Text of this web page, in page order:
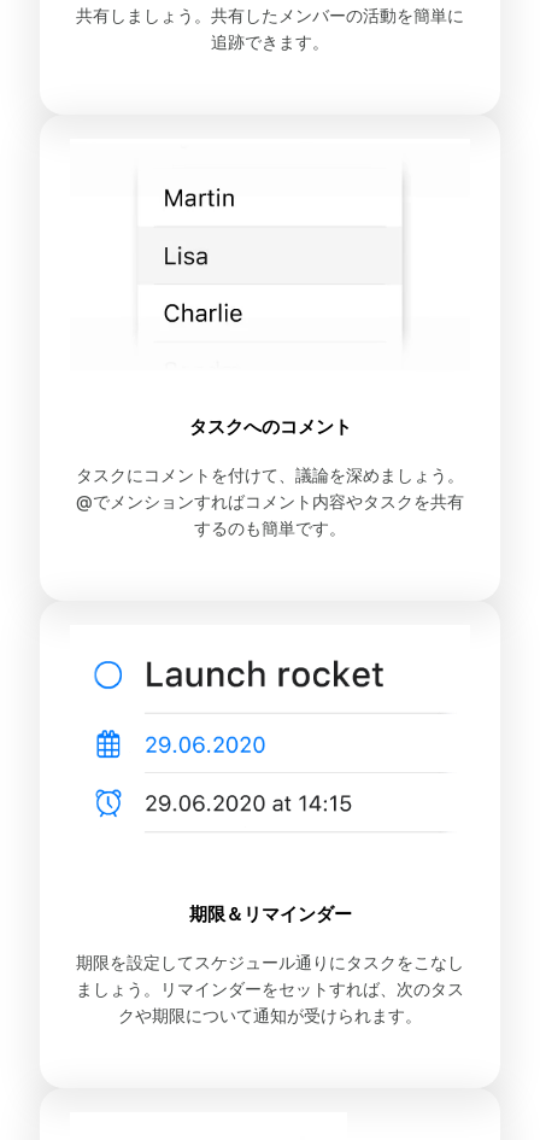
共有しましょう。共有したメンバーの活動を簡単に
追跡できます。
タスクへのコメント
タスクにコメントを付けて、議論を深めましょう。
@でメンションすればコメント内容やタスクを共有
するのも簡単です。
期限＆リマインダー
期限を設定してスケジュール通りにタスクをこなし
ましょう。リマインダーをセットすれば、次のタス
クや期限について通知が受けられます。